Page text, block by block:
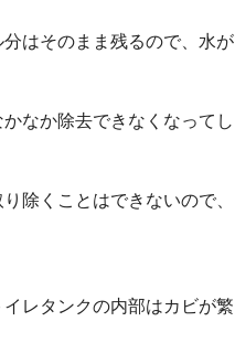
はそのまま残るので、水が
なか除去できなくなってし
除くことはできないので、
レタンクの内部はカビが繁